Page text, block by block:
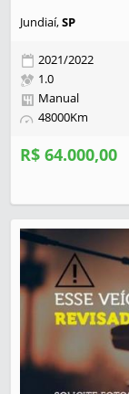
Jundiaí,SP
2021/2022
1.0
Manual
48000Km
R$ 64.000,00